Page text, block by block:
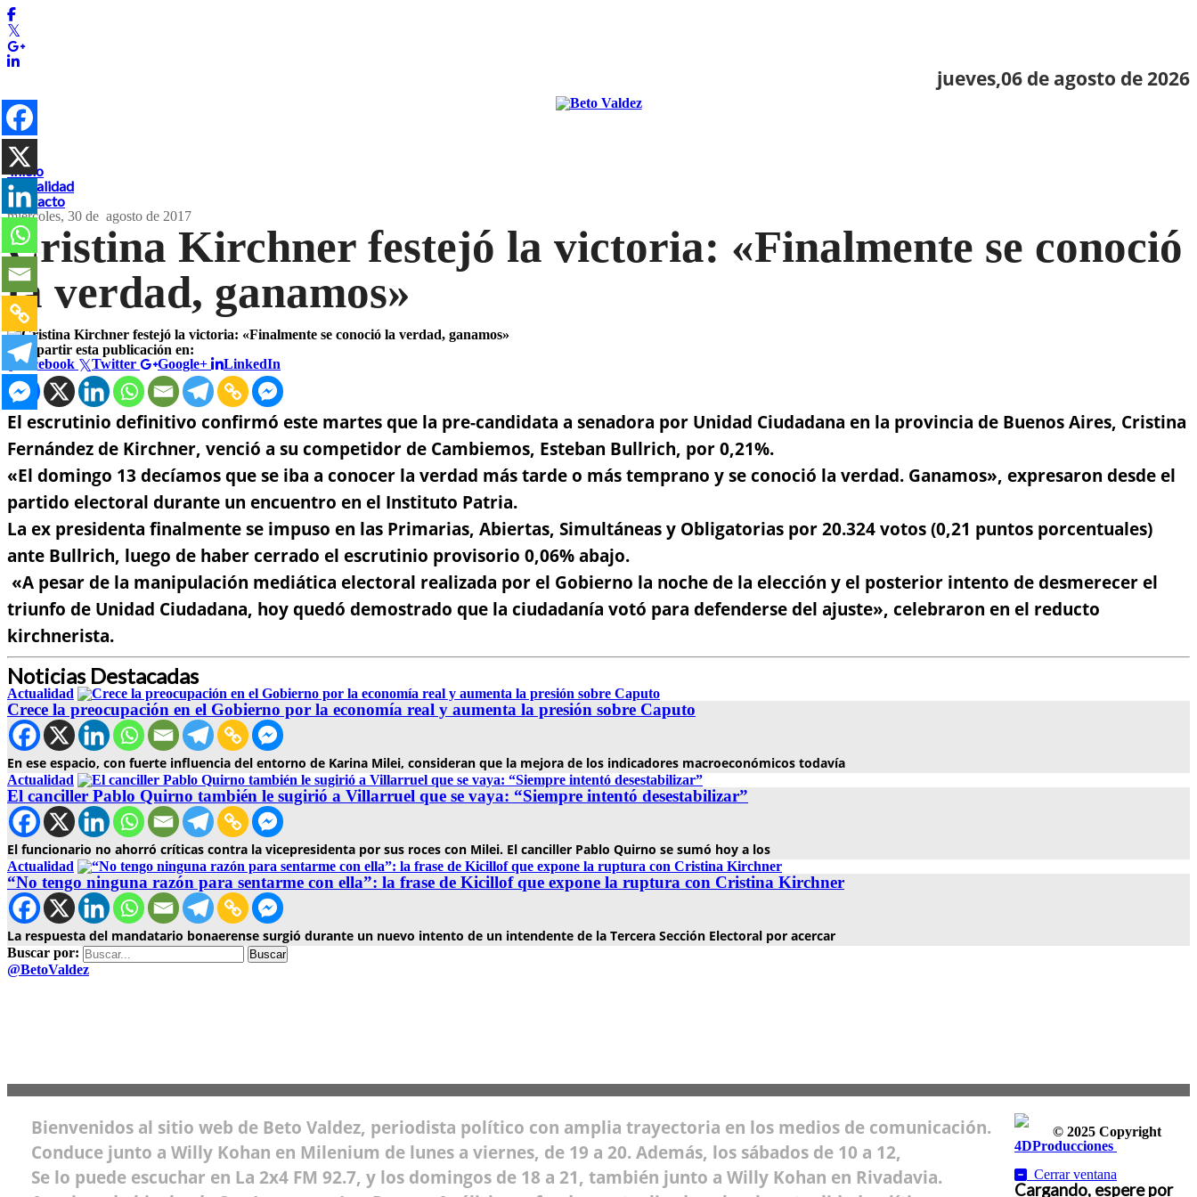
jueves,06 de agosto de 2026
Inicio
Actualidad
Contacto
miércoles, 30 de agosto de 2017
Cristina Kirchner festejó la victoria: «Finalmente se conoció
la verdad, ganamos»
Compartir esta publicación en:
Facebook
Twitter Google+ LinkedIn
El escrutinio definitivo confirmó este martes que la pre-candidata a senadora por Unidad Ciudadana en la provincia de Buenos Aires, Cristina
Fernández de Kirchner, venció a su competidor de Cambiemos, Esteban Bullrich, por 0,21%.
«El domingo 13 decíamos que se iba a conocer la verdad más tarde o más temprano y se conoció la verdad. Ganamos», expresaron desde el
partido electoral durante un encuentro en el Instituto Patria.
La ex presidenta finalmente se impuso en las Primarias, Abiertas, Simultáneas y Obligatorias por 20.324 votos (0,21 puntos porcentuales)
ante Bullrich, luego de haber cerrado el escrutinio provisorio 0,06% abajo.
«A pesar de la manipulación mediática electoral realizada por el Gobierno la noche de la elección y el posterior intento de desmerecer el
triunfo de Unidad Ciudadana, hoy quedó demostrado que la ciudadanía votó para defenderse del ajuste», celebraron en el reducto
kirchnerista.
Noticias Destacadas
Actualidad
Crece la preocupación en el Gobierno por la economía real y aumenta la presión sobre Caputo
En ese espacio, con fuerte influencia del entorno de Karina Milei, consideran que la mejora de los indicadores macroeconómicos todavía
Actualidad
El canciller Pablo Quirno también le sugirió a Villarruel que se vaya: “Siempre intentó desestabilizar”
El funcionario no ahorró críticas contra la vicepresidenta por sus roces con Milei. El canciller Pablo Quirno se sumó hoy a los
Actualidad
“No tengo ninguna razón para sentarme con ella”: la frase de Kicillof que expone la ruptura con Cristina Kirchner
La respuesta del mandatario bonaerense surgió durante un nuevo intento de un intendente de la Tercera Sección Electoral por acercar
Buscar por:
@BetoValdez
Bienvenidos al sitio web de Beto Valdez, periodista político con amplia trayectoria en los medios de comunicación.
Conduce junto a Willy Kohan en Milenium de lunes a viernes, de 19 a 20. Además, los sábados de 10 a 12,
Se lo puede escuchar en La 2x4 FM 92.7, y los domingos de 18 a 21, también junto a Willy Kohan en Rivadavia.
© 2025 Copyright
4DProducciones
Cerrar ventana
Cargando, espere por